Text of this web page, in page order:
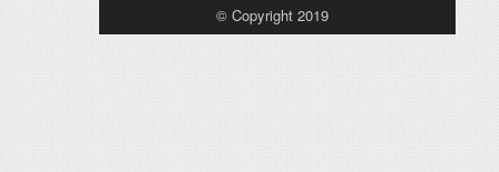
© Copyright 2019